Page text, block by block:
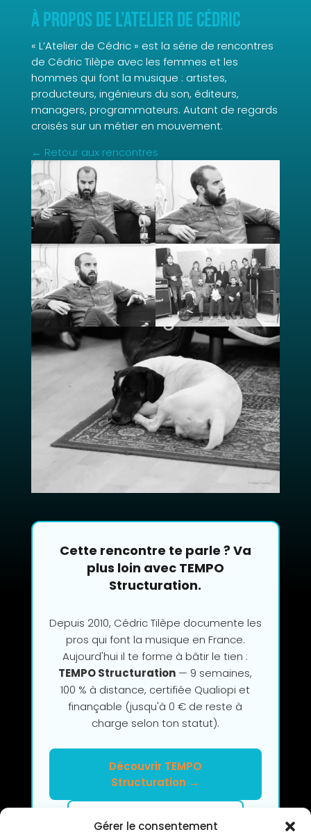
Gérer le consentement
À propos de L’Atelier de Cédric
« L’Atelier de Cédric » est la série de rencontres
de Cédric Tilèpe avec les femmes et les
hommes qui font la musique : artistes,
producteurs, ingénieurs du son, éditeurs,
managers, programmateurs. Autant de regards
croisés sur un métier en mouvement.
← Retour aux rencontres
Cette rencontre te parle ? Va
plus loin avec TEMPO
Structuration.
Depuis 2010, Cédric Tilèpe documente les
pros qui font la musique en France.
Aujourd'hui il te forme à bâtir le tien :
TEMPO Structuration — 9 semaines,
100 % à distance, certifiée Qualiopi et
finançable (jusqu'à 0 € de reste à
charge selon ton statut).
Découvrir TEMPO
Structuration →
Clarifier mon projet en 2h